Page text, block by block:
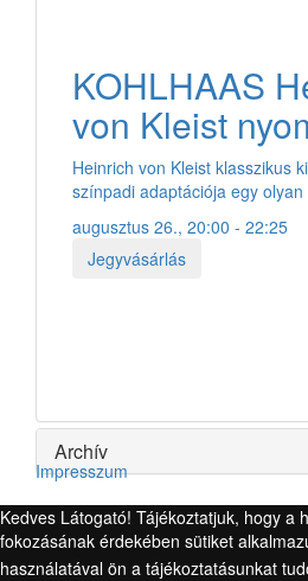
KOHLHAAS
von Kleist
Heinrich von Kleist klasszikus
színpadi adaptációja egy olyan
augusztus 26., 20:00 - 22:25
Jegyvásárlás
Archív
Impresszum
Kedves Látogató! Tájékoztatjuk, hogy a
fokozásának érdekében sütiket
használatával ön a tájékoztatásunkat